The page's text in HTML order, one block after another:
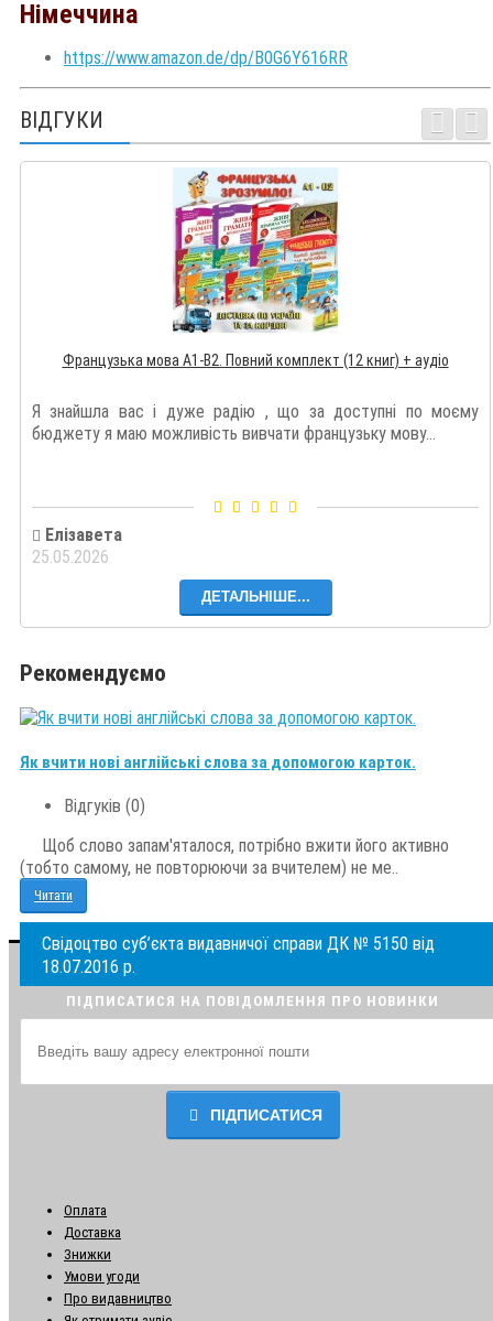
Німеччина
https://www.amazon.de/dp/B0G6Y616RR
ВІДГУКИ
Французька мова А1-В2. Повний комплект (12 книг) + аудіо
Я знайшла вас і дуже радію , що за доступні по моєму
бюджету я маю можливість вивчати французьку мову...
Елізавета
25.05.2026
ДЕТАЛЬНІШЕ...
Рекомендуємо
Як вчити нові англійські слова за допомогою карток.
Відгуків (0)
Щоб слово запам'яталося, потрібно вжити його активно
(тобто самому, не повторюючи за вчителем) не ме..
Читати
Свідоцтво суб’єкта видавничої справи ДК № 5150 від
18.07.2016 р.
ПІДПИСАТИСЯ НА ПОВІДОМЛЕННЯ ПРО НОВИНКИ
ПІДПИСАТИСЯ
Оплата
Доставка
Знижки
Умови угоди
Про видавництво